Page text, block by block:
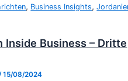
, Business Insights,
Inside Business – Dritte
15/08/2024